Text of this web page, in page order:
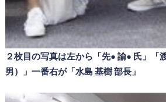
２枚目の写真は左から「先● 諭● 氏」「
男）」一番右が「水島 基樹 部長」